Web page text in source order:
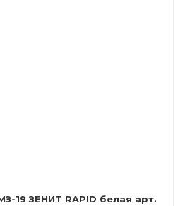
19 ЗЕНИТ RAPID белая арт.